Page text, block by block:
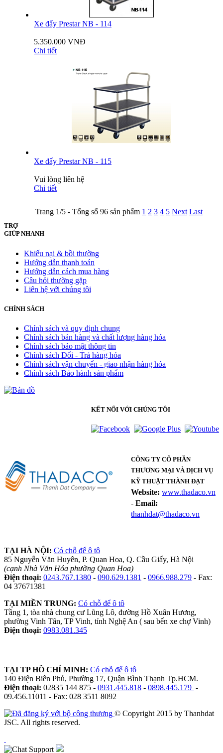
Xe đẩy Prestar NB - 114
5.350.000 VNĐ
Chi tiết
Xe đẩy Prestar NB - 115
Vui lòng liên hệ
Chi tiết
Trang 1/5 - Tổng số 96 sản phẩm 1 2 3 4 5 Next Last
TRỢ
GIÚP NHANH
Khiếu nại & bồi thường
Hướng dẫn thanh toán
Hướng dẫn cách mua hàng
Câu hỏi thường gặp
Liên hệ với chúng tôi
CHÍNH SÁCH
Chính sách và quy định chung
Chính sách bán hàng và chất lượng hàng hóa
Chính sách bảo mật thông tin
Chính sách Đổi - Trả hàng hóa
Chính sách vận chuyển - giao nhận hàng hóa
Chính sách Bảo hành sản phẩm
KẾT NỐI VỚI CHÚNG TÔI
CÔNG TY CỔ PHẦN
THƯƠNG MẠI VÀ DỊCH VỤ
KỸ THUẬT THÀNH ĐẠT
Website: www.thadaco.vn
- Email:
thanhdat@thadaco.vn
TẠI HÀ NỘI: Có chỗ để ô tô
85 Nguyễn Văn Huyên, P. Quan Hoa, Q. Cầu Giấy, Hà Nội
(cạnh Nhà Văn Hóa phường Quan Hoa)
Điện thoại: 0243.767.1380 - 090.629.1381 - 0966.988.279 - Fax:
04 37671381
TẠI MIỀN TRUNG: Có chỗ để ô tô
Tầng 1, tòa nhà chung cư Lũng Lô, đường Hồ Xuân Hương,
phường Vinh Tân, TP Vinh, tỉnh Nghệ An ( sau bến xe chợ Vinh)
Điện thoại: 0983.081.345
TẠI TP HỒ CHÍ MINH: Có chỗ để ô tô
140 Điện Biên Phủ, Phường 17, Quận Bình Thạnh Tp.HCM.
Điện thoại: 02835 144 875 - 0931.445.818 - 0898.445.179 -
09.456.11011 - Fax: 028 3511 8092
© Copyright 2015 by Thanhdat
JSC. All rights reserved.